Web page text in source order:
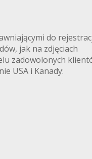
do
jak na zdjęciach
zadowolonych
USA i Kanady: